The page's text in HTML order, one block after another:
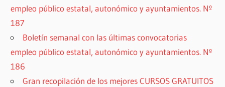
empleo público estatal, autonómico y ayuntamientos. Nº
187
Boletín semanal con las últimas convocatorias
empleo público estatal, autonómico y ayuntamientos. Nº
186
Gran recopilación de los mejores CURSOS GRATUITOS